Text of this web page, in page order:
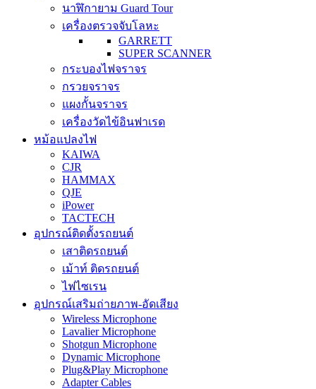
นาฬิกายาม Guard Tour
เครื่องตรวจจับโลหะ
GARRETT
SUPER SCANNER
กระบองไฟจราจร
กรวยจราจร
แผงกั้นจราจร
เครื่องวัดไข้อินฟาเรด
หม้อแปลงไฟ
KAIWA
CJR
HAMMAX
QJE
iPower
TACTECH
อุปกรณ์ติดตั้งรถยนต์
เสาติดรถยนต์
เม้าท์ ติดรถยนต์
ไฟไซเรน
อุปกรณ์เสริมถ่ายภาพ-อัดเสียง
Wireless Microphone
Lavalier Microphone
Shotgun Microphone
Dynamic Microphone
Plug&Play Microphone
Adapter Cables